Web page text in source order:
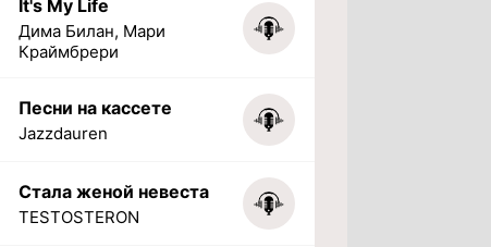
It's My Life
Дима Билан, Мари
Краймбрери
Песни на кассете
Jazzdauren
Стала женой невеста
TESTOSTERON